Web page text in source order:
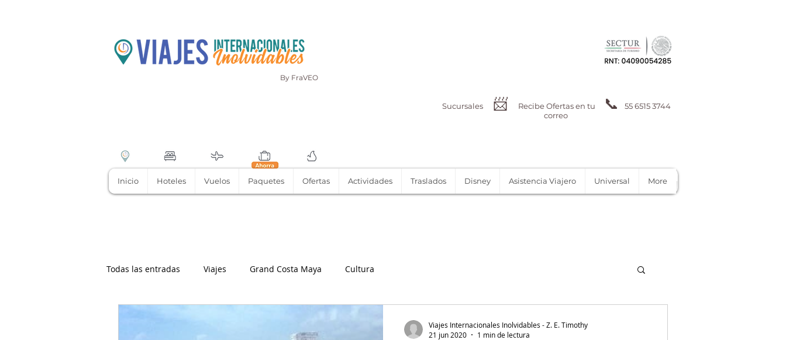
By FraVEO
Sucursales
Recibe Ofertas en tu
correo
📞
📨 55 6515 3744
Inicio Hoteles Vuelos Paquetes Ofertas Actividades Traslados Disney Asistencia Viajero Universal More
Todas las entradas Viajes Grand Costa Maya Cultura
Viajes Internacionales Inolvidables - Z. E. Timothy
21 jun 2020
1 min de lectura